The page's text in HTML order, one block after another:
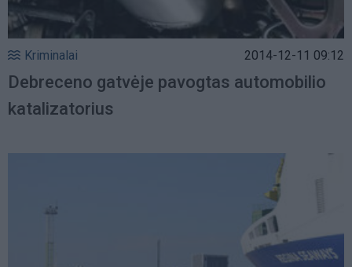
Kriminalai 2014-12-11 09:12
Debreceno gatvėje pavogtas automobilio
katalizatorius